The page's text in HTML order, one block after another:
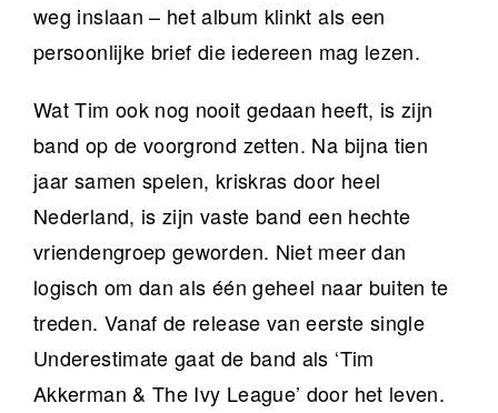
weg inslaan – het album klinkt als een
persoonlijke brief die iedereen mag lezen.
Wat Tim ook nog nooit gedaan heeft, is zijn
band op de voorgrond zetten. Na bijna tien
jaar samen spelen, kriskras door heel
Nederland, is zijn vaste band een hechte
vriendengroep geworden. Niet meer dan
logisch om dan als één geheel naar buiten te
treden. Vanaf de release van eerste single
Underestimate gaat de band als ‘Tim
Akkerman & The Ivy League’ door het leven.